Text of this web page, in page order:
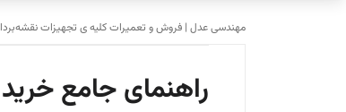
مهندسی عدل | فروش و تعمیرات کلیه ی تجهیزات
راهنمای جامع خرید